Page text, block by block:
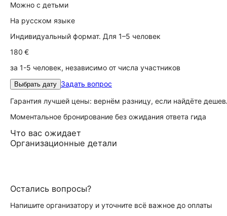
Можно с детьми
На русском языке
Индивидуальный формат. Для 1–5 человек
180 €
за 1-5 человек, независимо от числа участников
Выбрать дату Задать вопрос
Гарантия лучшей цены: вернём разницу, если найдёте
Моментальное бронирование без ожидания ответа гида
Что вас ожидает
Организационные детали
Остались вопросы?
Напишите организатору и уточните всё важное до оплаты